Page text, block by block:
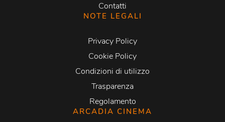
Contatti
NOTE LEGALI
Privacy Policy
Cookie Policy
Condizioni di utilizzo
Trasparenza
Regolamento
ARCADIA CINEMA